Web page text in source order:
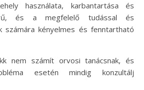
használata, karbantartása és
és a megfelelő tudással és
számára kényelmes és fenntartható
nem számít orvosi tanácsnak, és
esetén mindig konzultálj